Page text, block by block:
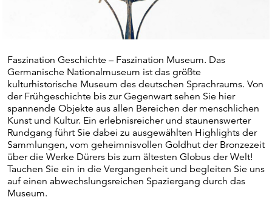
Faszination Geschichte – Faszination Museum. Das
Germanische Nationalmuseum ist das größte
kulturhistorische Museum des deutschen Sprachraums. Von
der Frühgeschichte bis zur Gegenwart sehen Sie hier
spannende Objekte aus allen Bereichen der menschlichen
Kunst und Kultur. Ein erlebnisreicher und staunenswerter
Rundgang führt Sie dabei zu ausgewählten Highlights der
Sammlungen, vom geheimnisvollen Goldhut der Bronzezeit
über die Werke Dürers bis zum ältesten Globus der Welt!
Tauchen Sie ein in die Vergangenheit und begleiten Sie uns
auf einen abwechslungsreichen Spaziergang durch das
Museum.